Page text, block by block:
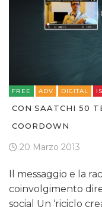
FREE ADV DIGITAL
CON SAATCHI 50
COORDOWN
20 Marzo 2013
Il messaggio e la
coinvolgimento
social Un ‘riciclo